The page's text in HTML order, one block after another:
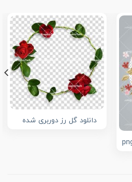
دانلود گل رز دوربری شده